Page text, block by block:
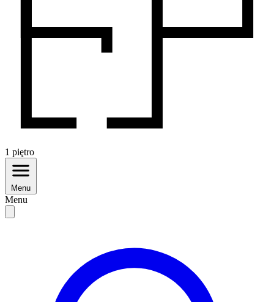
1 piętro
Menu
Menu